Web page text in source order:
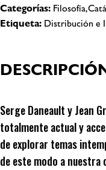
Categorías:
Etiqueta: Distribución e
Serge Daneault y Jean
totalmente actual y
de explorar temas
de este modo a nuestra